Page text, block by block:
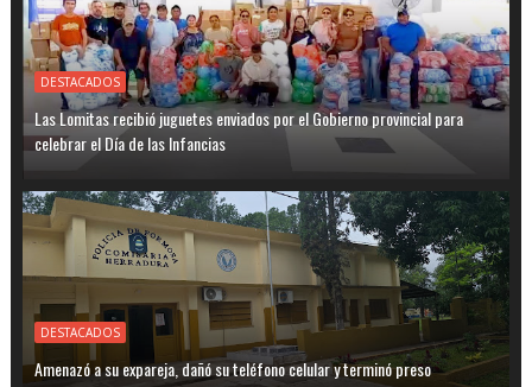
DESTACADOS
Las Lomitas recibió juguetes enviados por el Gobierno provincial para
celebrar el Día de las Infancias
DESTACADOS
Amenazó a su expareja, dañó su teléfono celular y terminó preso